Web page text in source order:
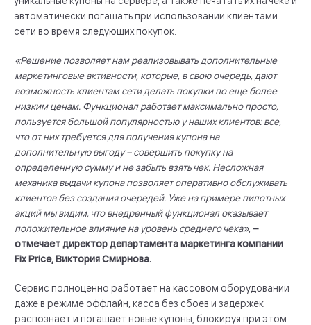
автоматически погашать при использовании клиентами
сети во время следующих покупок.
«Решение позволяет нам реализовывать дополнительные
маркетинговые активности, которые, в свою очередь, дают
возможность клиентам сети делать покупки по еще более
низким ценам. Функционал работает максимально просто,
пользуется большой популярностью у наших клиентов: все,
что от них требуется для получения купона на
дополнительную выгоду – совершить покупку на
определенную сумму и не забыть взять чек. Несложная
механика выдачи купона позволяет оперативно обслуживать
клиентов без создания очередей. Уже на примере пилотных
акций мы видим, что внедренный функционал оказывает
положительное влияние на уровень среднего чека», –
отмечает директор департамента маркетинга компании
Fix Price, Виктория Смирнова.
Сервис полноценно работает на кассовом оборудовании
даже в режиме оффлайн, касса без сбоев и задержек
распознает и погашает новые купоны, блокируя при этом